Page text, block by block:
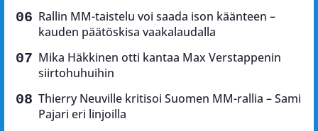
Rallin MM-taistelu voi saada ison käänteen –
kauden päätöskisa vaakalaudalla
Mika Häkkinen otti kantaa Max Verstappenin
siirtohuhuihin
Thierry Neuville kritisoi Suomen MM-rallia – Sami
Pajari eri linjoilla